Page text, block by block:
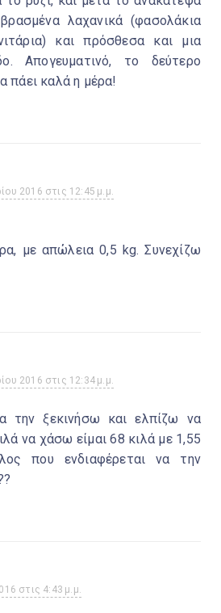
λαχανικά (φασολάκια
και πρόσθεσα και μια
Απογευματινό, το δεύτερο
πάει καλά η μέρα!
2016 στις 12:45 μ.μ.
με απώλεια 0,5 kg. Συνεχίζω
2016 στις 12:34 μ.μ.
την ξεκινήσω και ελπίζω να
να χάσω είμαι 68 κιλά με 1,55
που ενδιαφέρεται να την
στις 4:43 μ.μ.